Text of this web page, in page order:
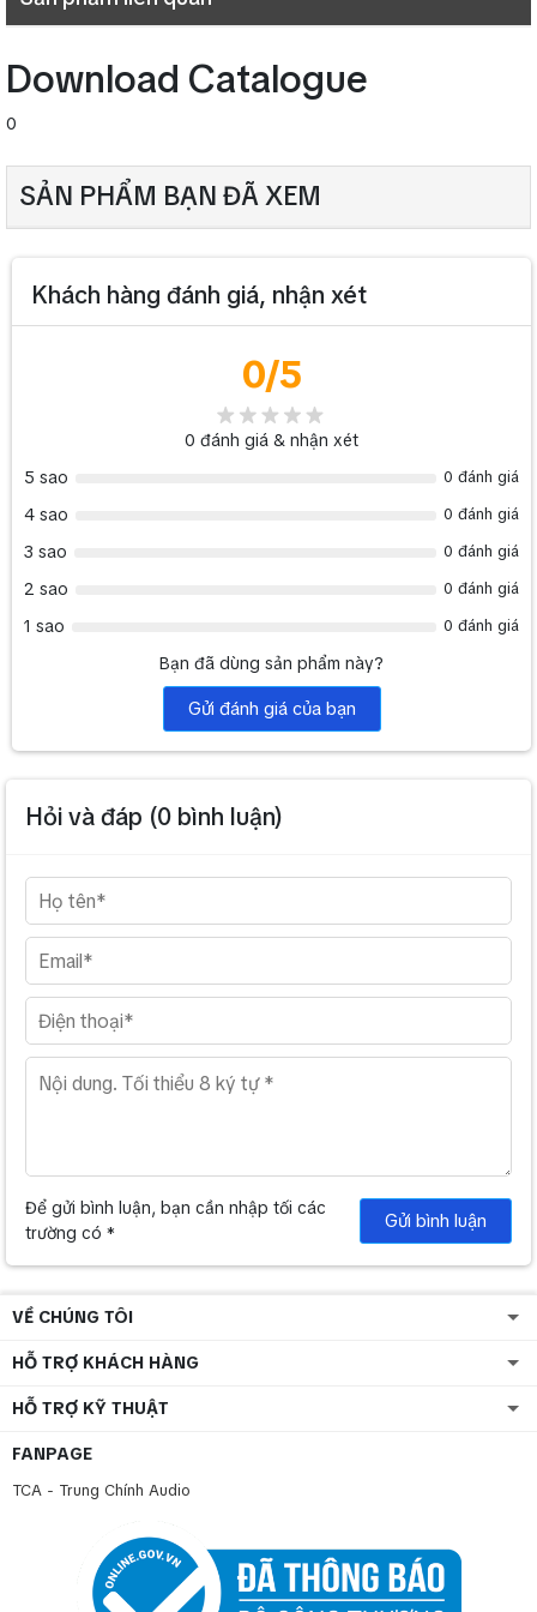
Trọng lượng
Download Catalogue
0
SẢN PHẨM BẠN ĐÃ XEM
Khách hàng đánh giá, nhận xét
0/5
0 đánh giá & nhận xét
5 sao
0 đánh giá
4 sao 0 đánh giá
3 sao 0 đánh giá
2 sao 0 đánh giá
1 sao 0 đánh giá
Bạn đã dùng sản phẩm này?
Gửi đánh giá của bạn
Hỏi và đáp (0 bình luận)
Để gửi bình luận, bạn cần nhập tối các
trường có *
Gửi bình luận
VỀ CHÚNG TÔI
HỖ TRỢ KHÁCH HÀNG
HỖ TRỢ KỸ THUẬT
FANPAGE
TCA - Trung Chính Audio